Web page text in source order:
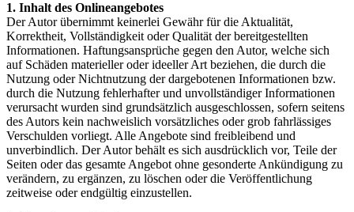
1. Inhalt des Onlineangebotes
Der Autor übernimmt keinerlei Gewähr für die Aktualität,
Korrektheit, Vollständigkeit oder Qualität der bereitgestellten
Informationen. Haftungsansprüche gegen den Autor, welche sich
auf Schäden materieller oder ideeller Art beziehen, die durch die
Nutzung oder Nichtnutzung der dargebotenen Informationen bzw.
durch die Nutzung fehlerhafter und unvollständiger Informationen
verursacht wurden sind grundsätzlich ausgeschlossen, sofern seitens
des Autors kein nachweislich vorsätzliches oder grob fahrlässiges
Verschulden vorliegt. Alle Angebote sind freibleibend und
unverbindlich. Der Autor behält es sich ausdrücklich vor, Teile der
Seiten oder das gesamte Angebot ohne gesonderte Ankündigung zu
verändern, zu ergänzen, zu löschen oder die Veröffentlichung
zeitweise oder endgültig einzustellen.